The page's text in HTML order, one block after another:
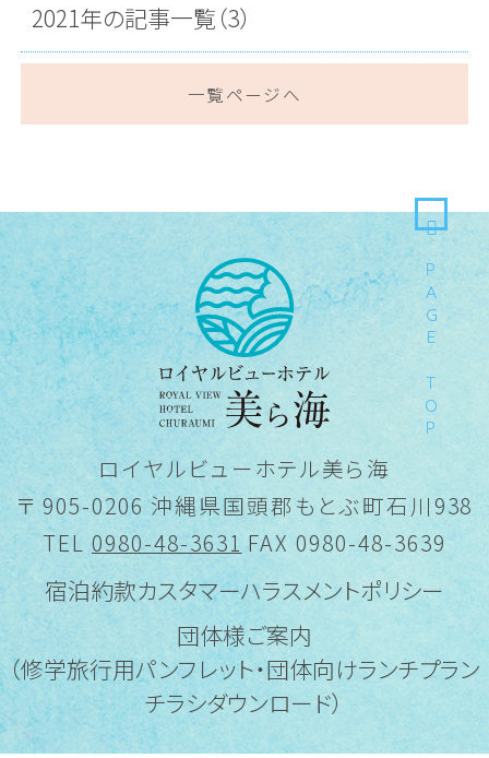
2021年の記事一覧（3）
一覧ページへ
PAGE TOP
ロイヤルビューホテル美ら海
〒 905-0206 沖縄県国頭郡もとぶ町石川938
TEL0980-48-3631 FAX 0980-48-3639
宿泊約款カスタマーハラスメントポリシー
団体様ご案内
（修学旅行用パンフレット・団体向けランチプラン
チラシダウンロード）